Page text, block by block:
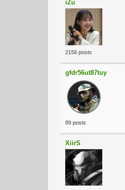
iZu
2156 posts
gfdr56ut87tuy
89 posts
XiirS